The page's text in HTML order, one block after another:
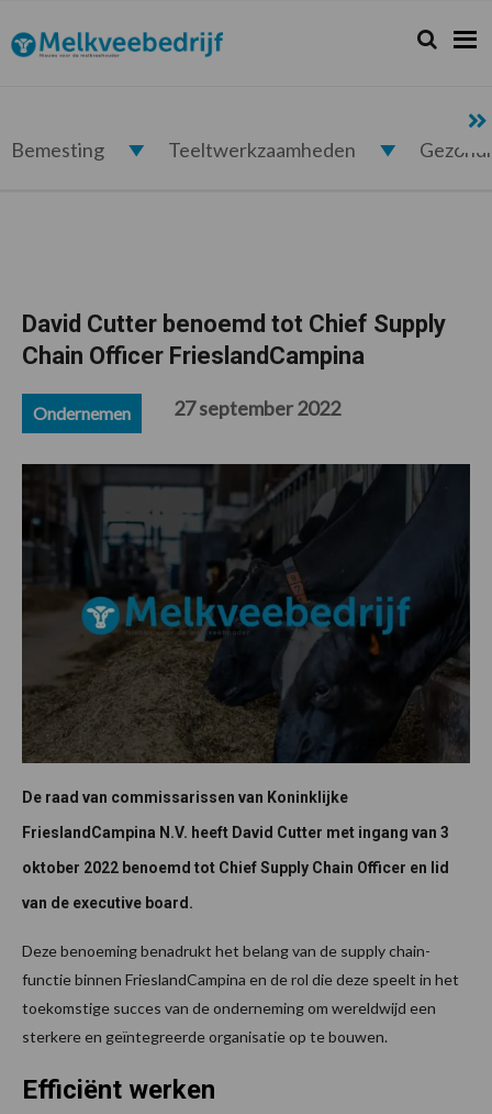
de
hoofdnavigatie
de
hoofd
de
eerste
de
voettekst
Melkveebedrijf.nl Zoeken...
Zoek
Bemesting Teeltwerkzaamheden
David Cutter benoemd tot Chief Supply
Chain Officer FrieslandCampina
Ondernemen 27 september 2022
De raad van commissarissen van Koninklijke
FrieslandCampina N.V. heeft David Cutter met ingang van 3
oktober 2022 benoemd tot Chief Supply Chain Officer en lid
van de executive board.
Deze benoeming benadrukt het belang van de supply chain-
functie binnen FrieslandCampina en de rol die deze speelt in het
toekomstige succes van de onderneming om wereldwijd een
sterkere en geïntegreerde organisatie op te bouwen.
Efficiënt werken